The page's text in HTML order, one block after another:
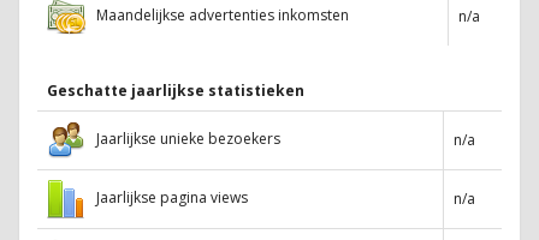
Maandelijkse advertenties inkomsten n/a
Geschatte jaarlijkse statistieken
Jaarlijkse unieke bezoekers n/a
Jaarlijkse pagina views n/a